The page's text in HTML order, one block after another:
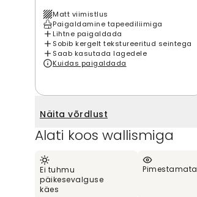
Matt viimistlus
Paigaldamine tapeediliimiga
Lihtne paigaldada
Sobib kergelt tekstureeritud seintega
Saab kasutada lagedele
Kuidas paigaldada
Näita võrdlust
Alati koos wallismiga
Ei tuhmu
päikesevalguse
käes
Pimestamata